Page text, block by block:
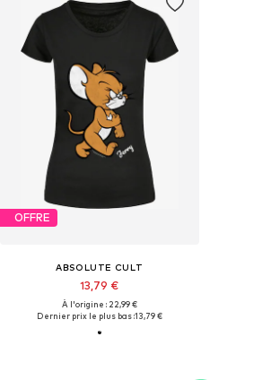
OFFRE
ABSOLUTE CULT
13,79 €
À l'origine : 22,99 €
Dernier prix le plus bas :13,79 €